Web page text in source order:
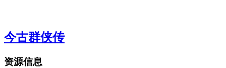
今古群侠传
资源信息